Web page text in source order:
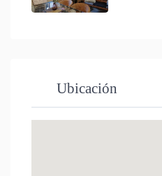
Ubicación